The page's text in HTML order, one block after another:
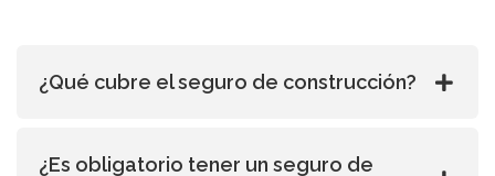
¿Qué cubre el seguro de construcción?
¿Es obligatorio tener un seguro de